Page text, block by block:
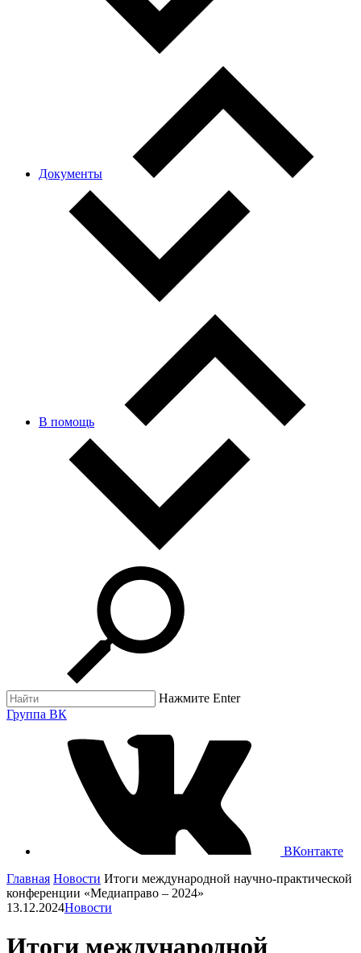
Документы
В помощь
Нажмите Enter
Группа ВК
ВКонтакте
Главная Новости Итоги международной научно-практической
конференции «Медиаправо – 2024»
13.12.2024Новости
Итоги международной